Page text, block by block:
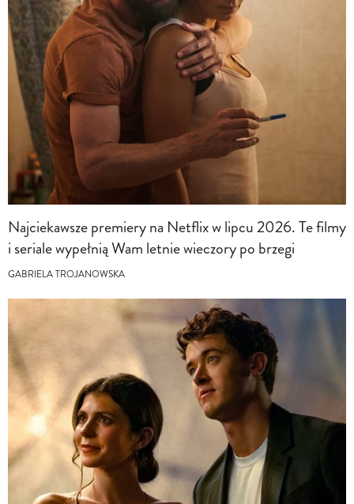
Najciekawsze premiery na Netflix w lipcu 2026. Te filmy
i seriale wypełnią Wam letnie wieczory po brzegi
GABRIELA TROJANOWSKA